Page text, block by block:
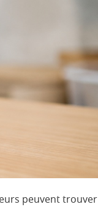
peuvent trouver